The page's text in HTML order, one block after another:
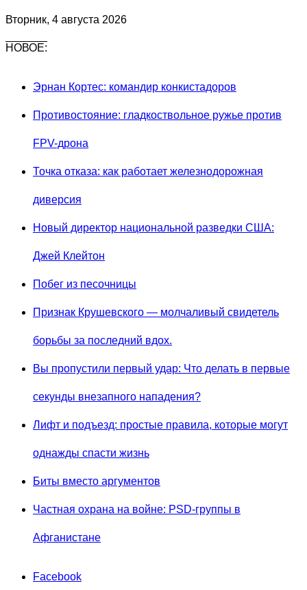
Вторник, 4 августа 2026
НОВОЕ:
Эрнан Кортес: командир конкистадоров
Противостояние: гладкоствольное ружье против
FPV-дрона
Точка отказа: как работает железнодорожная
диверсия
Новый директор национальной разведки США:
Джей Клейтон
Побег из песочницы
Признак Крушевского — молчаливый свидетель
борьбы за последний вдох.
Вы пропустили первый удар: Что делать в первые
секунды внезапного нападения?
Лифт и подъезд: простые правила, которые могут
однажды спасти жизнь
Биты вместо аргументов
Частная охрана на войне: PSD-группы в
Афганистане
Facebook